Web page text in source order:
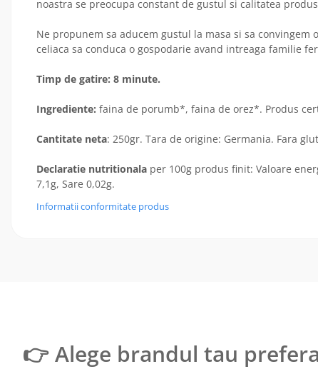
noastra se preocupa constant de gustul si calitatea
Ne propunem sa aducem gustul la masa si sa
celiaca sa conduca o gospodarie avand intreaga familie
Timp de gatire: 8 minute.
Ingrediente: faina de porumb*, faina de orez*. Produs
Cantitate neta: 250gr. Tara de origine: Germania. Fara
Declaratie nutritionala per 100g produs finit: Valoare
7,1g, Sare 0,02g.
Informatii conformitate produs
👉 Alege brandul tau